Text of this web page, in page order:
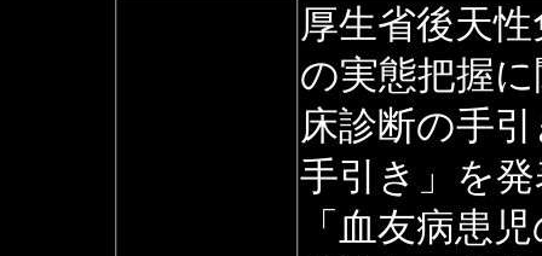
厚生省後天
の実態把握
床診断の手
手引き」を
「血友病患